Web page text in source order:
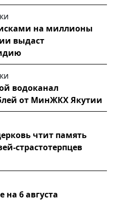
на миллионы
выдаст
водоканал
от МинЖКХ Якутии
чтит память
страстотерпцев
на 6 августа